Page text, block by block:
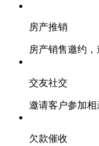
房产推销
房产销售邀约，
交友社交
邀请客户参加相
欠款催收